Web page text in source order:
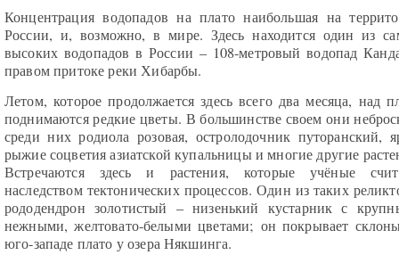
Концентрация водопадов на плато наибольшая на
России, и, возможно, в мире. Здесь находится один из
высоких водопадов в России – 108-метровый водопад
правом притоке реки Хибарбы.
Летом, которое продолжается здесь всего два месяца, над
поднимаются редкие цветы. В большинстве своем они
среди них родиола розовая, остролодочник путоранский,
рыжие соцветия азиатской купальницы и многие другие
Встречаются здесь и растения, которые учёные
наследством тектонических процессов. Один из таких
рододендрон золотистый – низенький кустарник с
нежными, желтовато-белыми цветами; он покрывает
юго-западе плато у озера Някшинга.